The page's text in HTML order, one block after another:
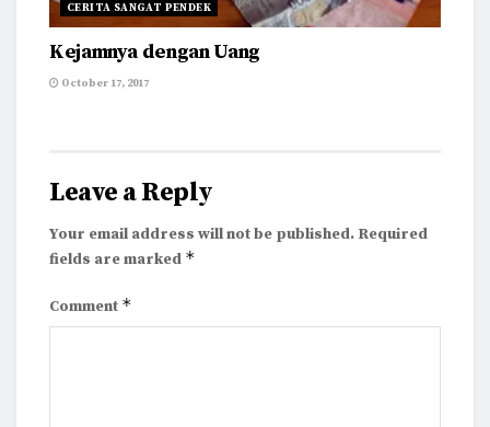
CERITA SANGAT PENDEK
Kejamnya dengan Uang
October 17, 2017
Leave a Reply
Your email address will not be published. Required
fields are marked *
Comment *